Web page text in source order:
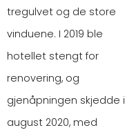
tregulvet og de store
vinduene. I 2019 ble
hotellet stengt for
renovering, og
gjenåpningen skjedde i
august 2020, med